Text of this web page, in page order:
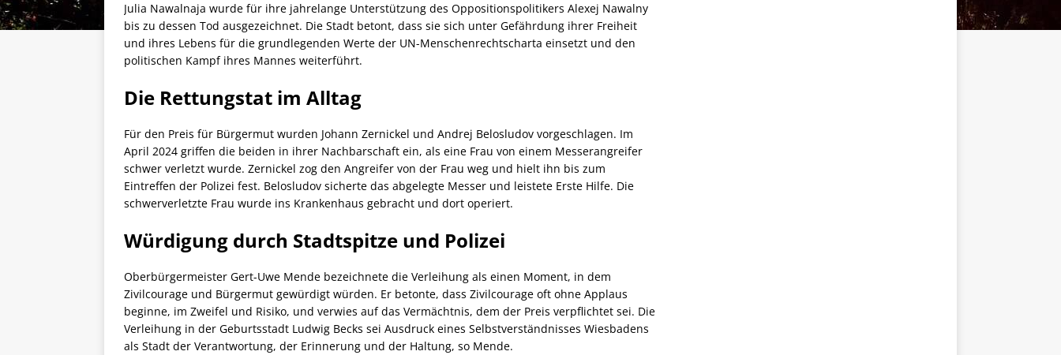
Julia Nawalnaja wurde für ihre jahrelange Unterstützung des Oppositionspolitikers Alexej Nawalny
bis zu dessen Tod ausgezeichnet. Die Stadt betont, dass sie sich unter Gefährdung ihrer Freiheit
und ihres Lebens für die grundlegenden Werte der UN-Menschenrechtscharta einsetzt und den
politischen Kampf ihres Mannes weiterführt.
Die Rettungstat im Alltag
Für den Preis für Bürgermut wurden Johann Zernickel und Andrej Belosludov vorgeschlagen. Im
April 2024 griffen die beiden in ihrer Nachbarschaft ein, als eine Frau von einem Messerangreifer
schwer verletzt wurde. Zernickel zog den Angreifer von der Frau weg und hielt ihn bis zum
Eintreffen der Polizei fest. Belosludov sicherte das abgelegte Messer und leistete Erste Hilfe. Die
schwerverletzte Frau wurde ins Krankenhaus gebracht und dort operiert.
Würdigung durch Stadtspitze und Polizei
Oberbürgermeister Gert-Uwe Mende bezeichnete die Verleihung als einen Moment, in dem
Zivilcourage und Bürgermut gewürdigt würden. Er betonte, dass Zivilcourage oft ohne Applaus
beginne, im Zweifel und Risiko, und verwies auf das Vermächtnis, dem der Preis verpflichtet sei. Die
Verleihung in der Geburtsstadt Ludwig Becks sei Ausdruck eines Selbstverständnisses Wiesbadens
als Stadt der Verantwortung, der Erinnerung und der Haltung, so Mende.